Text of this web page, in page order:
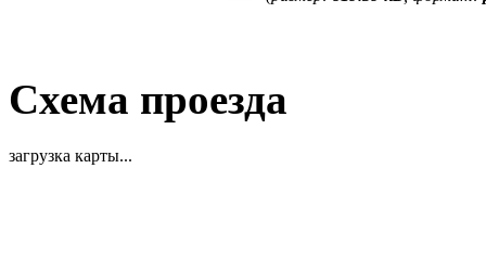
Схема проезда
загрузка карты...